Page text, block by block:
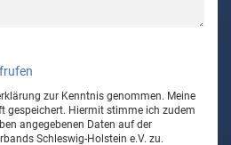
zur Kenntnis genommen. Meine
gespeichert. Hiermit stimme ich zudem
angegebenen Daten auf der
Schleswig-Holstein e.V. zu.